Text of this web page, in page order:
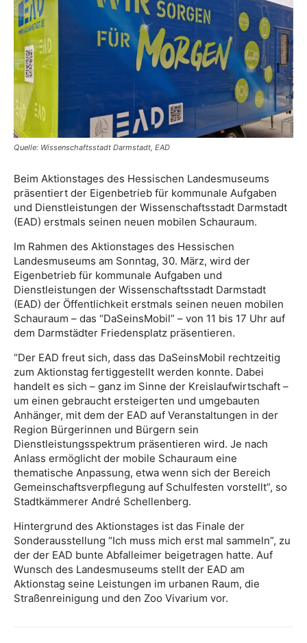
Quelle: Wissenschaftsstadt Darmstadt, EAD
Beim Aktionstages des Hessischen Landesmuseums
präsentiert der Eigenbetrieb für kommunale Aufgaben
und Dienstleistungen der Wissenschaftsstadt Darmstadt
(EAD) erstmals seinen neuen mobilen Schauraum.
Im Rahmen des Aktionstages des Hessischen
Landesmuseums am Sonntag, 30. März, wird der
Eigenbetrieb für kommunale Aufgaben und
Dienstleistungen der Wissenschaftsstadt Darmstadt
(EAD) der Öffentlichkeit erstmals seinen neuen mobilen
Schauraum – das “DaSeinsMobil” – von 11 bis 17 Uhr auf
dem Darmstädter Friedensplatz präsentieren.
“Der EAD freut sich, dass das DaSeinsMobil rechtzeitig
zum Aktionstag fertiggestellt werden konnte. Dabei
handelt es sich – ganz im Sinne der Kreislaufwirtschaft –
um einen gebraucht ersteigerten und umgebauten
Anhänger, mit dem der EAD auf Veranstaltungen in der
Region Bürgerinnen und Bürgern sein
Dienstleistungsspektrum präsentieren wird. Je nach
Anlass ermöglicht der mobile Schauraum eine
thematische Anpassung, etwa wenn sich der Bereich
Gemeinschaftsverpflegung auf Schulfesten vorstellt”, so
Stadtkämmerer André Schellenberg.
Hintergrund des Aktionstages ist das Finale der
Sonderausstellung “Ich muss mich erst mal sammeln”, zu
der der EAD bunte Abfalleimer beigetragen hatte. Auf
Wunsch des Landesmuseums stellt der EAD am
Aktionstag seine Leistungen im urbanen Raum, die
Straßenreinigung und den Zoo Vivarium vor.